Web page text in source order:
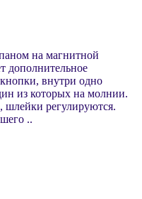
на магнитной
дополнительное
внутри одно
из которых на молнии.
регулируются.
..